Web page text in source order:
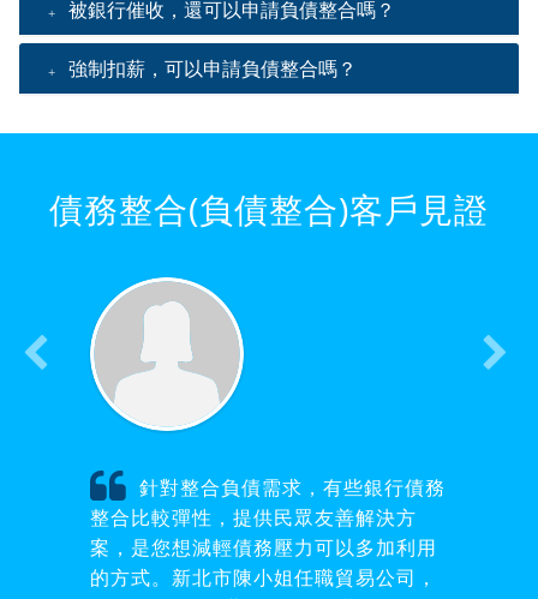
被銀行催收，還可以申請負債整合嗎？
強制扣薪，可以申請負債整合嗎？
債務整合(負債整合)客戶見證
針對整合負債需求，有些銀行債務
整合比較彈性，提供民眾友善解決方
案，是您想減輕債務壓力可以多加利用
的方式。新北市陳小姐任職貿易公司，